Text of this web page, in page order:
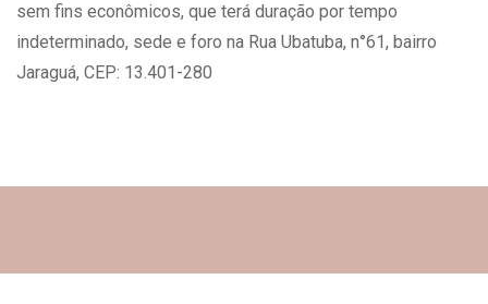
sem fins econômicos, que terá duração por tempo
indeterminado, sede e foro na Rua Ubatuba, n°61, bairro
Jaraguá, CEP: 13.401-280